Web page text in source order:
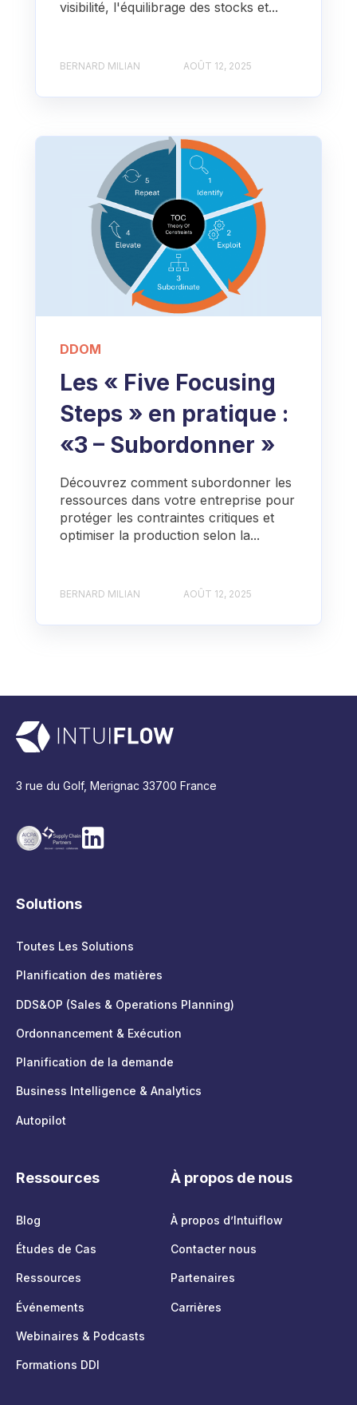
visibilité, l'équilibrage des stocks et...
BERNARD MILIAN AOÛT 12, 2025
DDOM
Les « Five Focusing
Steps » en pratique :
«3 – Subordonner »
Découvrez comment subordonner les
ressources dans votre entreprise pour
protéger les contraintes critiques et
optimiser la production selon la...
BERNARD MILIAN AOÛT 12, 2025
3 rue du Golf, Merignac 33700 France
Solutions
Toutes Les Solutions
Planification des matières
DDS&OP (Sales & Operations Planning)
Ordonnancement & Exécution
Planification de la demande
Business Intelligence & Analytics
Autopilot
Ressources
Blog
Études de Cas
Ressources
Événements
Webinaires & Podcasts
Formations DDI
À propos de nous
À propos d’Intuiflow
Contacter nous
Partenaires
Carrières